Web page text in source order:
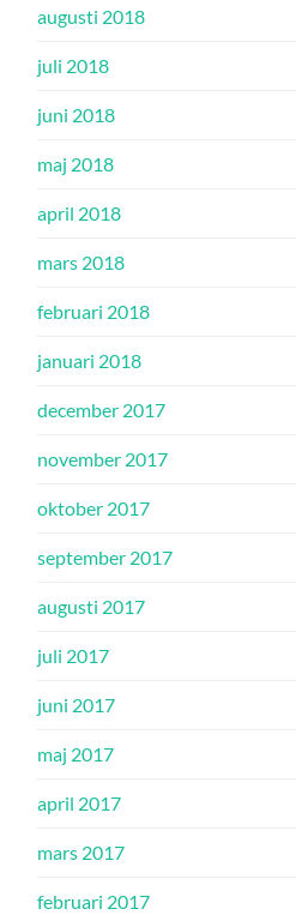
augusti 2018
juli 2018
juni 2018
maj 2018
april 2018
mars 2018
februari 2018
januari 2018
december 2017
november 2017
oktober 2017
september 2017
augusti 2017
juli 2017
juni 2017
maj 2017
april 2017
mars 2017
februari 2017